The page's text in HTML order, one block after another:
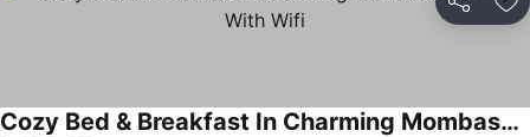
Partilhar
Cozy Bed & Breakfast In Charming Mombasa County With Wifi